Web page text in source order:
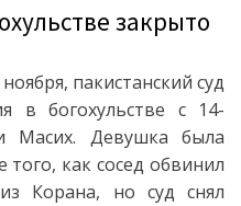
закрыто
пакистанский суд
в богохульстве с 14-
Масих. Девушка была
того, как сосед обвинил
Корана, но суд снял